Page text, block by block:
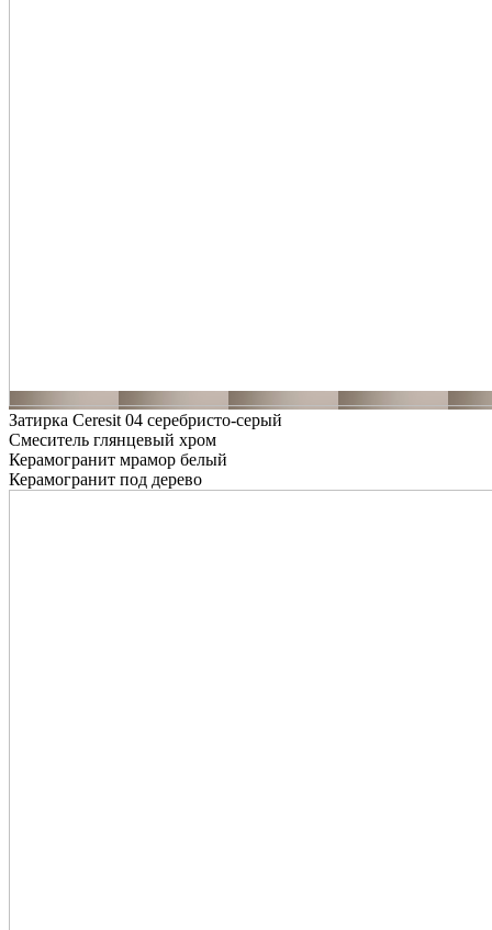
Затирка Ceresit 04 серебристо-серый
Смеситель глянцевый хром
Керамогранит мрамор белый
Керамогранит под дерево